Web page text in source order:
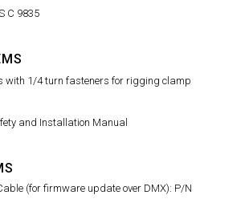
C 9835
with 1/4 turn fasteners for rigging clamp
and Installation Manual
(for firmware update over DMX): P/N